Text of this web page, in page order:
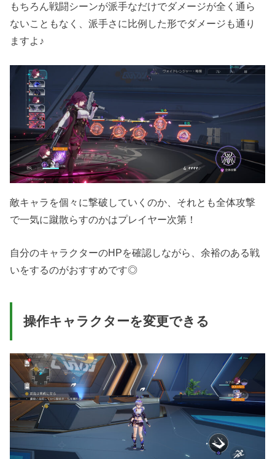
もちろん戦闘シーンが派手なだけでダメージが全く通ら
ないこともなく、派手さに比例した形でダメージも通り
ますよ♪
敵キャラを個々に撃破していくのか、それとも全体攻撃
で一気に蹴散らすのかはプレイヤー次第！
自分のキャラクターのHPを確認しながら、余裕のある戦
いをするのがおすすめです◎
操作キャラクターを変更できる